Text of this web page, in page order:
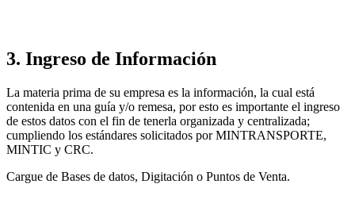
3. Ingreso de Información
La materia prima de su empresa es la información, la cual está
contenida en una guía y/o remesa, por esto es importante el ingreso
de estos datos con el fin de tenerla organizada y centralizada;
cumpliendo los estándares solicitados por MINTRANSPORTE,
MINTIC y CRC.
Cargue de Bases de datos, Digitación o Puntos de Venta.